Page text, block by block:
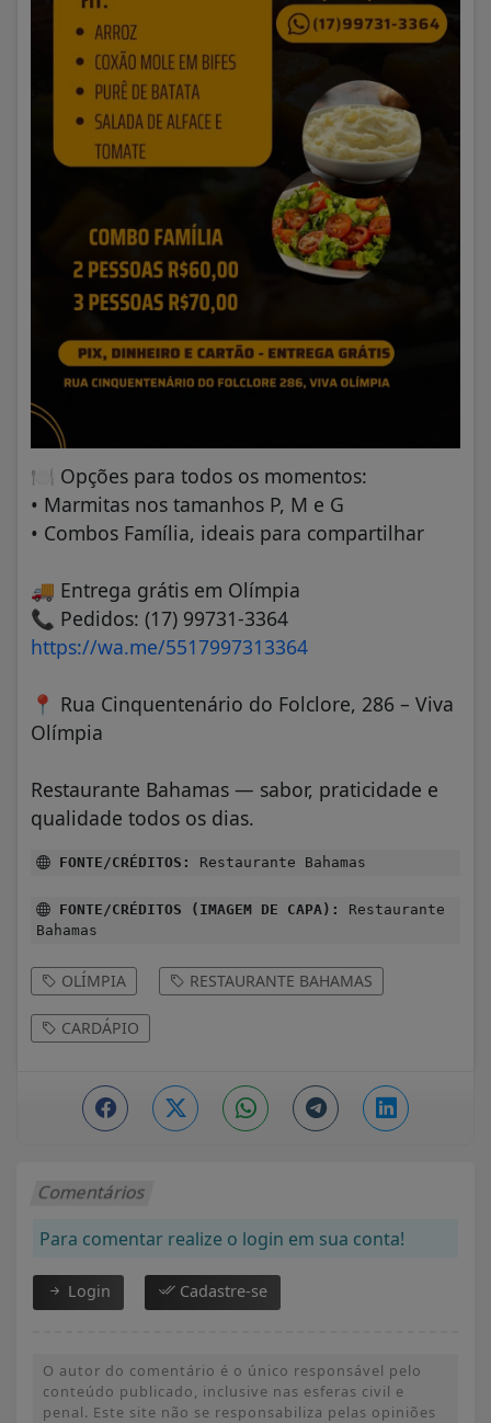
🍽️ Opções para todos os momentos:
• Marmitas nos tamanhos P, M e G
• Combos Família, ideais para compartilhar
🚚 Entrega grátis em Olímpia
📞 Pedidos: (17) 99731-3364
https://wa.me/5517997313364
📍 Rua Cinquentenário do Folclore, 286 – Viva
Olímpia
Restaurante Bahamas — sabor, praticidade e
qualidade todos os dias.
FONTE/CRÉDITOS: Restaurante Bahamas
FONTE/CRÉDITOS (IMAGEM DE CAPA):
Restaurante
Bahamas
OLÍMPIA RESTAURANTE BAHAMAS
CARDÁPIO
Comentários
Para comentar realize o login em sua conta!
Login Cadastre-se
O autor do comentário é o único responsável pelo
conteúdo publicado, inclusive nas esferas civil e
penal. Este site não se responsabiliza pelas opiniões